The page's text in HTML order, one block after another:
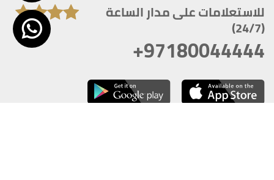
للاستعلامات على مدار الساعة
(24/7)
+97180044444